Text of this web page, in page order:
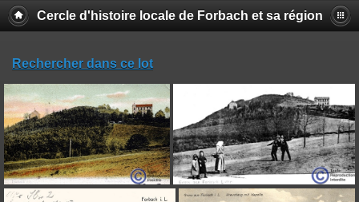
Cercle d'histoire locale de Forbach et sa région
Rechercher dans ce lot